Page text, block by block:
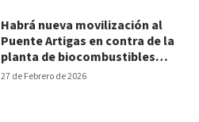
27 de Febrero de 2026
Habrá nueva movilización al
Puente Artigas en contra de la
planta de biocombustibles
frente a Colón